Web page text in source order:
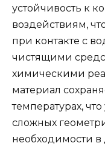
устойчивость к
воздействиям,
при контакте с
чистящими
химическими
материал
температурах,
сложных
необходимости